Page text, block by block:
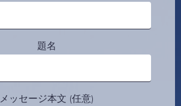
題名
メッセージ本文 (任意)